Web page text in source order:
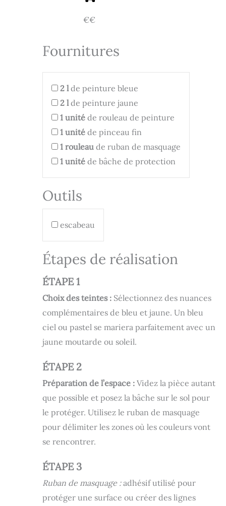
€€
Fournitures
2 l de peinture bleue
2 l de peinture jaune
1 unité de rouleau de peinture
1 unité de pinceau fin
1 rouleau de ruban de masquage
1 unité de bâche de protection
Outils
escabeau
Étapes de réalisation
ÉTAPE 1
Choix des teintes : Sélectionnez des nuances
complémentaires de bleu et jaune. Un bleu
ciel ou pastel se mariera parfaitement avec un
jaune moutarde ou soleil.
ÉTAPE 2
Préparation de l’espace : Videz la pièce autant
que possible et posez la bâche sur le sol pour
le protéger. Utilisez le ruban de masquage
pour délimiter les zones où les couleurs vont
se rencontrer.
ÉTAPE 3
Ruban de masquage :adhésif utilisé pour
protéger une surface ou créer des lignes